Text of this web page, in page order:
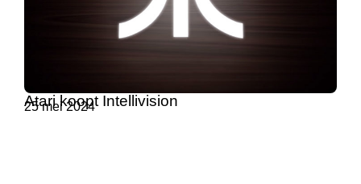
Atari koopt Intellivision
25 mei 2024